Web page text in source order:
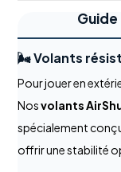
🌬️ Volants
Pour jouer en
Nosvolants
spécialement
offrir une stabilité